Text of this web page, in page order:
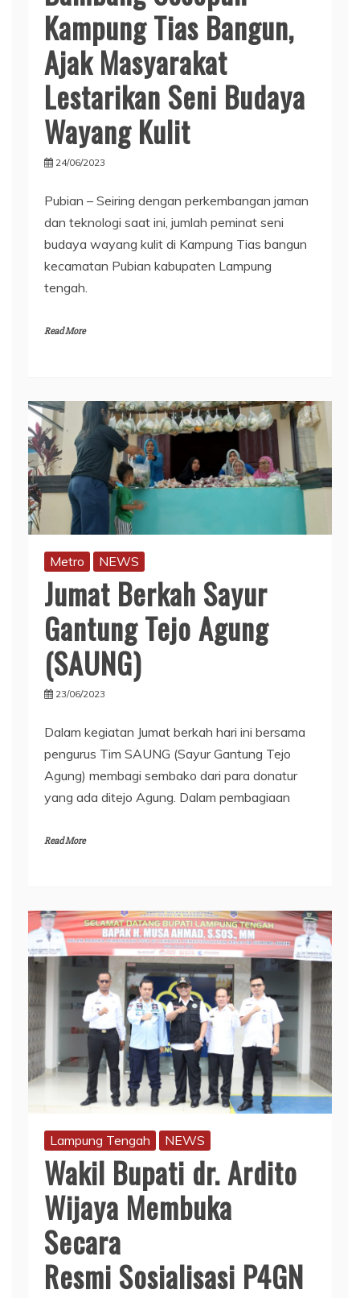
Kampung Tias Bangun,
Ajak Masyarakat
Lestarikan Seni Budaya
Wayang Kulit
24/06/2023
Pubian – Seiring dengan perkembangan jaman
dan teknologi saat ini, jumlah peminat seni
budaya wayang kulit di Kampung Tias bangun
kecamatan Pubian kabupaten Lampung
tengah.
Read More
Metro NEWS
Jumat Berkah Sayur
Gantung Tejo Agung
(SAUNG)
23/06/2023
Dalam kegiatan Jumat berkah hari ini bersama
pengurus Tim SAUNG (Sayur Gantung Tejo
Agung) membagi sembako dari para donatur
yang ada ditejo Agung. Dalam pembagiaan
Read More
Lampung Tengah NEWS
Wakil Bupati dr. Ardito
Wijaya Membuka
Secara
Resmi Sosialisasi P4GN